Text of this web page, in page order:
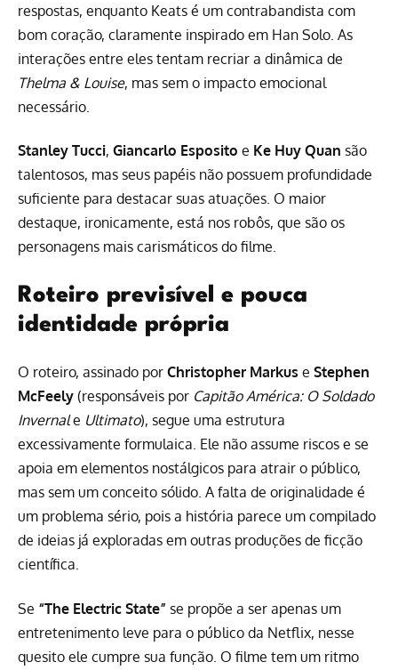
respostas, enquanto Keats é um contrabandista com
bom coração, claramente inspirado em Han Solo. As
interações entre eles tentam recriar a dinâmica de
Thelma & Louise, mas sem o impacto emocional
necessário.
Stanley Tucci, Giancarlo Esposito e Ke Huy Quan são
talentosos, mas seus papéis não possuem profundidade
suficiente para destacar suas atuações. O maior
destaque, ironicamente, está nos robôs, que são os
personagens mais carismáticos do filme.
Roteiro previsível e pouca
identidade própria
O roteiro, assinado por Christopher Markus e Stephen
McFeely (responsáveis por Capitão América: O Soldado
Invernale Ultimato), segue uma estrutura
excessivamente formulaica. Ele não assume riscos e se
apoia em elementos nostálgicos para atrair o público,
mas sem um conceito sólido. A falta de originalidade é
um problema sério, pois a história parece um compilado
de ideias já exploradas em outras produções de ficção
científica.
Se “The Electric State” se propõe a ser apenas um
entretenimento leve para o público da Netflix, nesse
quesito ele cumpre sua função. O filme tem um ritmo